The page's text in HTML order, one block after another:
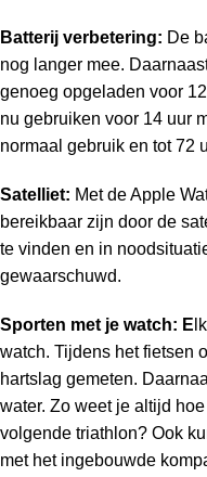
Batterij verbetering: De
nog langer mee.
genoeg opgeladen voor
nu gebruiken voor 14 uur
normaal gebruik en tot 72
Satelliet: Met de Apple
bereikbaar zijn door de
te vinden en in
gewaarschuwd.
Sporten met je watch: E
watch. Tijdens het fietsen
hartslag gemeten.
water. Zo weet je altijd
volgende triathlon? Ook
met het ingebouwde